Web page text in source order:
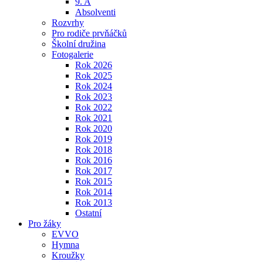
Absolventi
Rozvrhy
Pro rodiče prvňáčků
Školní družina
Fotogalerie
Rok 2026
Rok 2025
Rok 2024
Rok 2023
Rok 2022
Rok 2021
Rok 2020
Rok 2019
Rok 2018
Rok 2016
Rok 2017
Rok 2015
Rok 2014
Rok 2013
Ostatní
Pro žáky
EVVO
Hymna
Kroužky